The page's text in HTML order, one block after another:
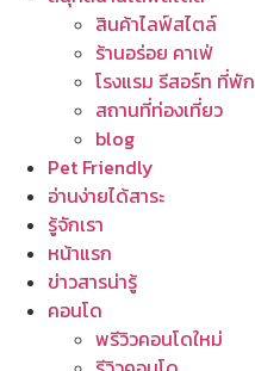
สินค้าไลฟ์สไตล์
ร้านอร่อย คาเฟ่
โรงแรม รีสอร์ท ที่พัก
สถานที่ท่องเที่ยว
blog
Pet Friendly
อ่านง่ายได้สาระ
รู้จักเรา
หน้าแรก
ข่าวสารน่ารู้
คอนโด
พรีวิวคอนโดใหม่